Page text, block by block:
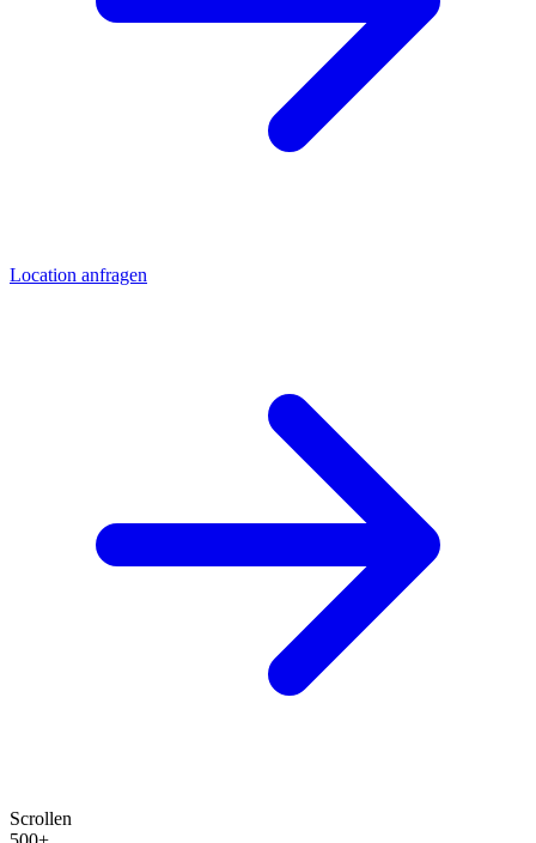
Location anfragen
Scrollen